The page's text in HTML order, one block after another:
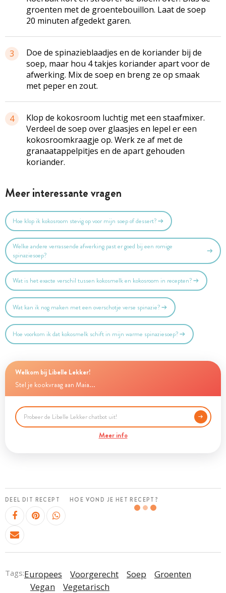
groenten met de groentebouillon. Laat de soep
20 minuten afgedekt garen.
3
Doe de spinazieblaadjes en de koriander bij de
soep, maar hou 4 takjes koriander apart voor de
afwerking. Mix de soep en breng ze op smaak
met peper en zout.
4
Klop de kokosroom luchtig met een staafmixer.
Verdeel de soep over glaasjes en lepel er een
kokosroomkraagje op. Werk ze af met de
granaatappelpitjes en de apart gehouden
koriander.
Meer interessante vragen
Hoe klop ik kokosroom stevig op voor mijn soep of dessert?
Welke andere verrassende afwerking past er goed bij een romige
spinaziesoep?
Wat is het exacte verschil tussen kokosmelk en kokosroom in recepten?
Wat kan ik nog maken met een overschotje verse spinazie?
Hoe voorkom ik dat kokosmelk schift in mijn warme spinaziesoep?
Welkom bij Libelle Lekker!
Stel je kookvraag aan Maia...
Meer info
DEEL DIT RECEPT HOE VOND JE HET RECEPT?
Tags:Europees Voorgerecht Soep
Groenten
Vegan
Vegetarisch